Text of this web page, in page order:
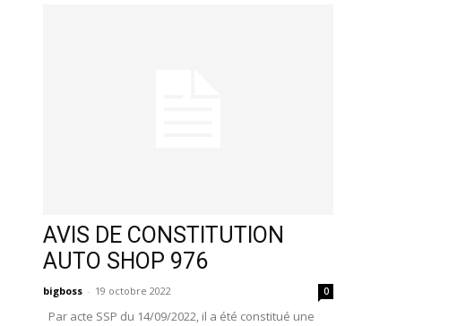
AVIS DE CONSTITUTION
AUTO SHOP 976
bigboss - 19 octobre 2022 0
Par acte SSP du 14/09/2022, il a été constitué une